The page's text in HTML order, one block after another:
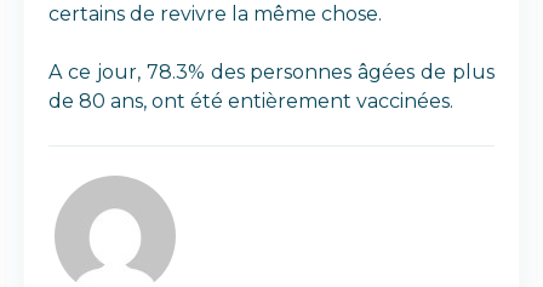
certains de revivre la même chose.
A ce jour, 78.3% des personnes âgées de plus
de 80 ans, ont été entièrement vaccinées.